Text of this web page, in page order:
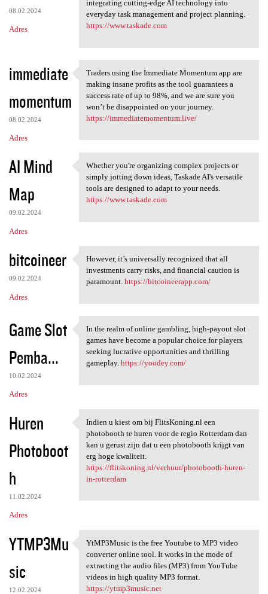
08.02.2024
Adres
integrating cutting-edge AI technology into
everyday task management and project planning.
https://www.taskade.com
immediate
momentum
08.02.2024
Adres
Traders using the Immediate
Traders using the Immediate Momentum app are
making insane profits as the tool guarantees a
success rate of up to 98%, and we are sure you
won’t be disappointed on your journey.
https://immediatemomentum.live/
AI Mind
Map
09.02.2024
Adres
Whether you're organizing
Whether you're organizing complex projects or
simply jotting down ideas, Taskade AI's versatile
tools are designed to adapt to your needs.
https://www.taskade.com
bitcoineer
09.02.2024
Adres
However, it’s universally
However, it’s universally recognized that all
investments carry risks, and financial caution is
paramount. https://bitcoineerapp.com/
Game Slot
Pemba...
10.02.2024
Adres
In the realm of online
In the realm of online gambling, high-payout slot
games have become a popular choice for players
seeking lucrative opportunities and thrilling
gameplay. https://yoodey.com/
Huren
Photoboot
h
11.02.2024
Adres
Indien u kiest om bij
Indien u kiest om bij FlitsKoning.nl een
photobooth te huren voor de regio Rotterdam dan
kan u gerust zijn dat u een photobooth krijgt van
erg hoge kwaliteit.
https://flitskoning.nl/verhuur/photobooth-huren-
in-rotterdam
YTMP3Mu
sic
12.02.2024
YtMP3Music is the free
YtMP3Music is the free Youtube to MP3 video
converter online tool. It works in the mode of
extracting the audio files (MP3) from YouTube
videos in high quality MP3 format.
https://ytmp3music.net